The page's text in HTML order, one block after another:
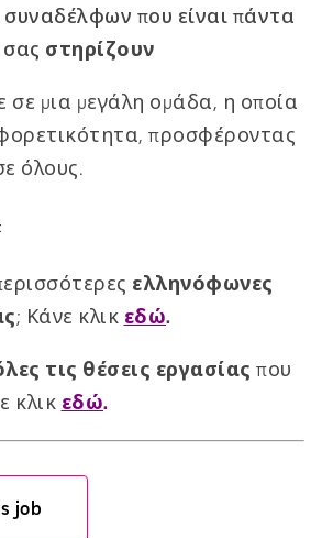
που είναι πάντα
σας στηρίζουν
σε μια μεγάλη ομάδα, η οποία
προσφέροντας
όλους.
ελληνόφωνες
; Κάνε κλικ εδώ.
τις θέσεις εργασίας που
κλικ εδώ.
job